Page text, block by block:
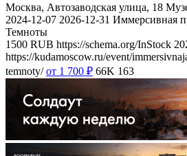
Москва, Автозаводская улица, 18
2024-12-07 2026-12-31 Иммерсивная
Темноты
1500 RUB https://schema.org/InStock
https://kudamoscow.ru/event/
temnoty/ от 1 700 ₽ 66K 163